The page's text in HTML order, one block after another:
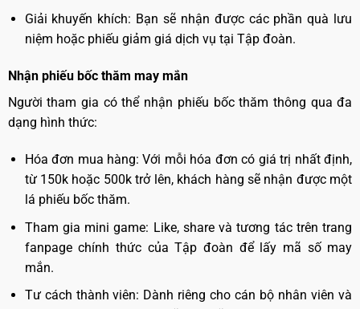
Giải khuyến khích: Bạn sẽ nhận được các phần quà lưu
niệm hoặc phiếu giảm giá dịch vụ tại Tập đoàn.
Nhận phiếu bốc thăm may mắn
Người tham gia có thể nhận phiếu bốc thăm thông qua đa
dạng hình thức:
Hóa đơn mua hàng: Với mỗi hóa đơn có giá trị nhất định,
từ 150k hoặc 500k trở lên, khách hàng sẽ nhận được một
lá phiếu bốc thăm.
Tham gia mini game: Like, share và tương tác trên trang
fanpage chính thức của Tập đoàn để lấy mã số may
mắn.
Tư cách thành viên: Dành riêng cho cán bộ nhân viên và